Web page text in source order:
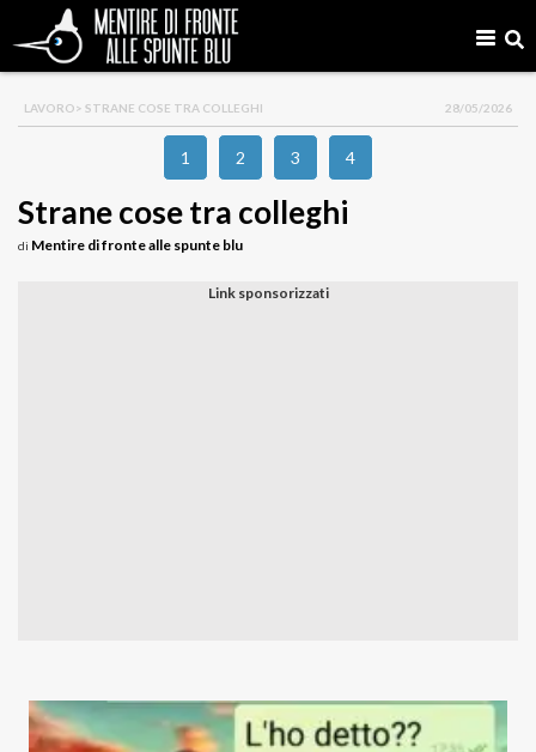
LAVORO> STRANE COSE TRA COLLEGHI 28/05/2026
1 2 3 4
Strane cose tra colleghi
di Mentire di fronte alle spunte blu